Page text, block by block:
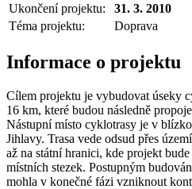
Ukončení projektu:
31. 3. 2010
Téma projektu:
Doprava
Informace o projektu
Cílem projektu je vybudovat úseky
16 km, které budou následně
Nástupní místo cyklotrasy je v
Jihlavy. Trasa vede odsud přes
až na státní hranici, kde projekt
místních stezek. Postupným
mohla v konečné fázi vzniknout